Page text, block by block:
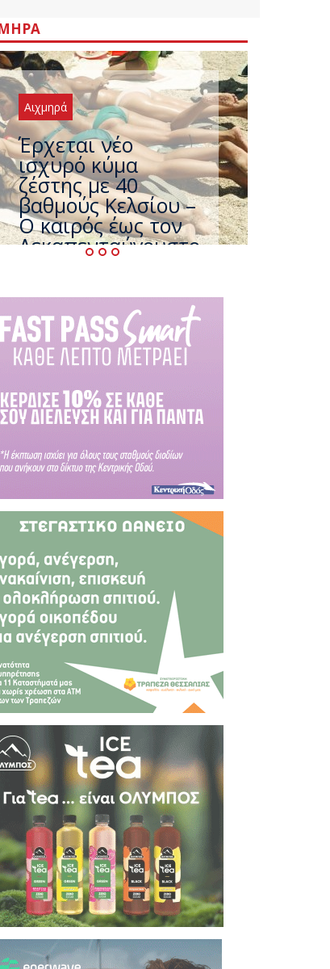
Αιχμηρά
Άφαντος ο
Τσίπρας… την ώρα
που η χώρα
καίγεται